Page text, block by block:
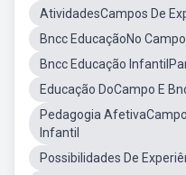
AtividadesCampos De
Bncc EducaçãoNo Campo
Bncc Educação
Educação DoCampo E
Pedagogia
Infantil
Possibilidades De